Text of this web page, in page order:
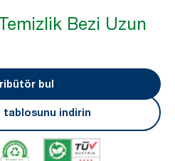
Bezi Uzun
bul
tablosunu indirin